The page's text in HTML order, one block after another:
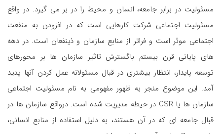
مسئولیت در برابر جامعه، انسان و محیط را در بر می گیرد. در واقع
مسئولیت اجتماعی شرکت کارهایی است که در افزودن به منفعت
اجتماعی موثر است و فراتر از منابع سازمان و ذینفعان است. در دهه
های پایانی قرن بیستم باگسترش تاثیر سازمان ها بر محورهای
توسعه پایدار، انتظار بیشتری در قبال مسئولانه عمل کردن آنها پدید
آمد. این موضوع منجر به ظهور مفهومی به نام مسئولیت اجتماعی
سازمان ها یا CSR در حیطه مدیریت شده است. درواقع سازمان ها در
قبال جامعه ای که در آن هستند، به دلیل استفاده از منابع انسانی،